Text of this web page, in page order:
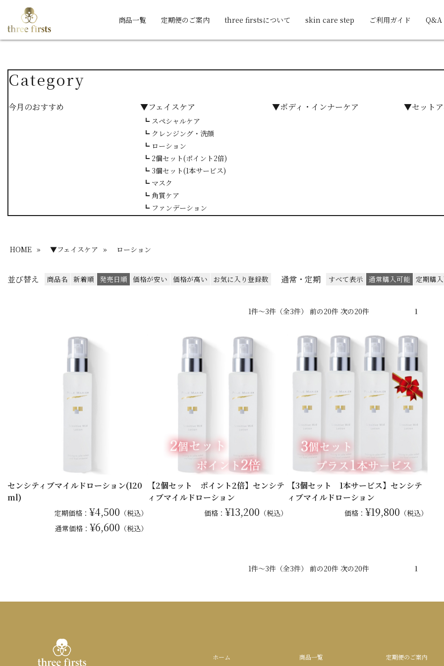
商品一覧 定期便のご案内 three firstsについて skin care step ご利用ガイド Q&A
Category
今月のおすすめ ▼フェイスケア
┗ スペシャルケア
┗ クレンジング・洗顔
┗ ローション
┗ 2個セット(ポイント2倍)
┗ 3個セット(1本サービス)
┗ マスク
┗ 角質ケア
┗ ファンデーション
▼ボディ・インナーケア ▼セットア
HOME » ▼フェイスケア » ローション
並び替え 商品名 新着順 発売日順 価格が安い 価格が高い お気に入り登録数 通常・定期 すべて表示 通常購入可能 定期購
1件～3件（全3件） 前の20件 次の20件 1
センシティブマイルドローション(120
ml)
定期価格： ¥4,500 （税込）
通常価格： ¥6,600 （税込）
【2個セット ポイント2倍】センシテ
ィブマイルドローション
価格： ¥13,200 （税込）
【3個セット 1本サービス】センシテ
ィブマイルドローション
価格： ¥19,800 （税込）
1件～3件（全3件） 前の20件 次の20件 1
ホーム 商品一覧
定期便のご案内